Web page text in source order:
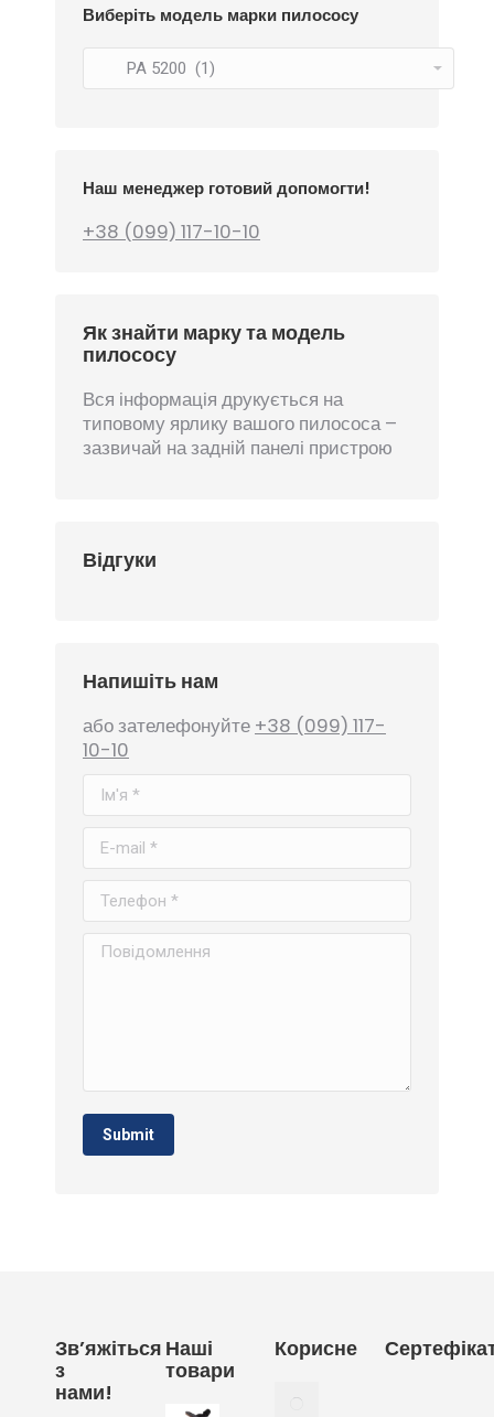
Виберіть модель марки пилососу
Наш менеджер готовий допомогти!
+38 (099) 117-10-10
Як знайти марку та модель
пилососу
Вся інформація друкується на
типовому ярлику вашого пилососа –
зазвичай на задній панелі пристрою
Відгуки
Напишіть нам
або зателефонуйте +38 (099) 117-
10-10
Ім'я *
E-mail *
Телефон *
Повідомлення
Submit
Зв’яжіться
з
нами!
Наші
товари
Корисне